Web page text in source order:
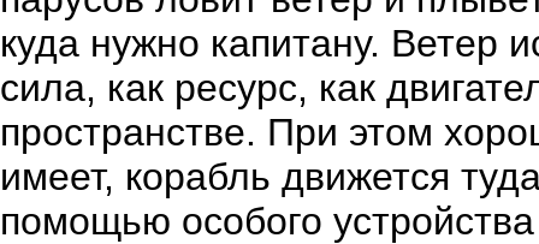
куда нужно капитану. Ветер
сила, как ресурс, как
пространстве. При этом
имеет, корабль движется
помощью особого